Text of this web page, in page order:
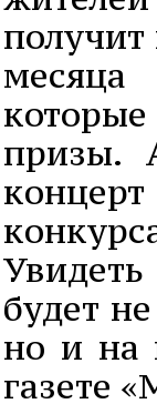
месяца
призы.
будет
но и на
газете